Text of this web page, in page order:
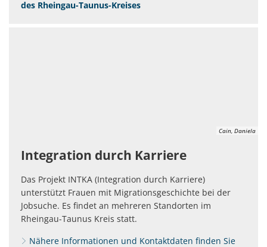
des Rheingau-Taunus-Kreises
Cain, Daniela
Integration durch Karriere
Das Projekt INTKA (Integration durch Karriere)
unterstützt Frauen mit Migrationsgeschichte bei der
Jobsuche. Es findet an mehreren Standorten im
Rheingau-Taunus Kreis statt.
Nähere Informationen und Kontaktdaten finden Sie